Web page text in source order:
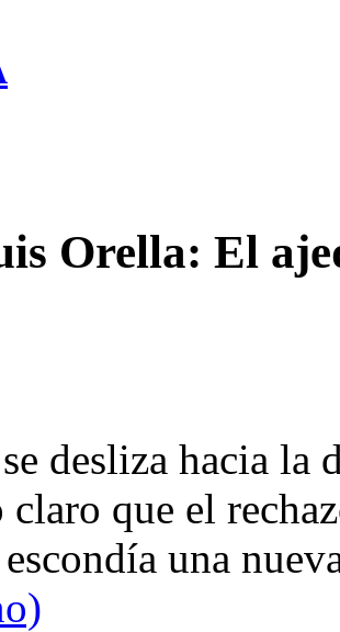
Orella: El
desliza hacia
claro que el
una